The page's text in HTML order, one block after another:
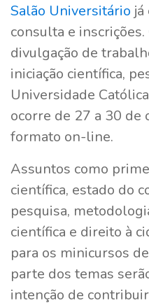
Salão Universitário
consulta e
divulgação de
iniciação científica,
Universidade
ocorre de 27 a 30 de
formato on-line.
Assuntos como
científica, estado do
pesquisa,
científica e direito à
para os minicursos
parte dos temas
intenção de